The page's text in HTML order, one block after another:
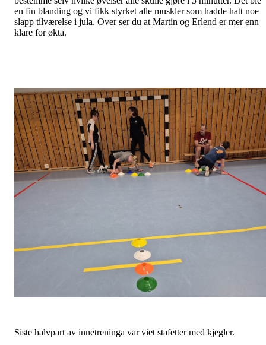
en fin blanding og vi fikk styrket alle muskler som hadde hatt noe
slapp tilværelse i jula. Over ser du at Martin og Erlend er mer enn
klare for økta.
Siste halvpart av innetreninga var viet stafetter med kjegler.